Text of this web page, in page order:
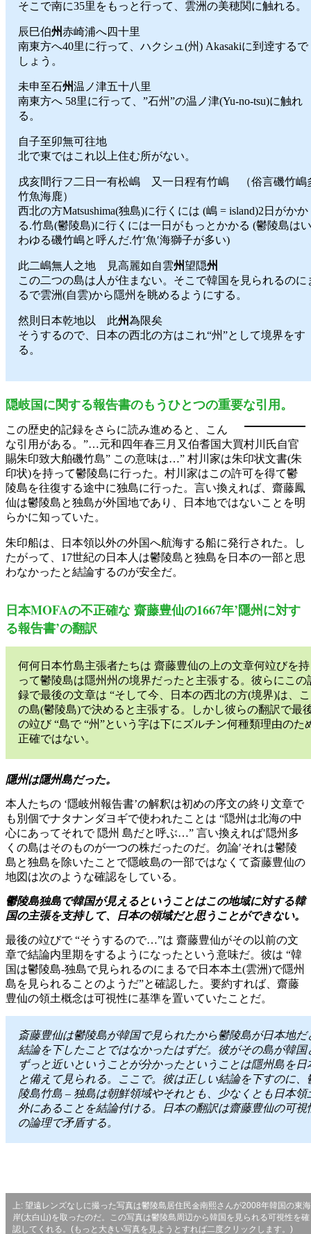
そこで南に35里をもっと行って、雲洲の美穂関に触れる。
辰巳伯州赤崎浦へ四十里
南東方へ40里に行って、ハクシュ(州) Akasakiに到逹するで
しょう。
未申至石州温ノ津五十八里
南東方へ 58里に行って、”石州”の温ノ津(Yu-no-tsu)に触れ
る。
自子至卯無可往地
北で東ではこれ以上住む所がない。
戌亥間行フ二日一有松嶋 又一日程有竹嶋 （俗言磯竹嶋
竹魚海鹿）
西北の方Matsushima(独島)に行くには (嶋 = island)2日がかか
る.竹島(鬱陵島)に行くには一日がもっとかかる (鬱陵島はい
わゆる磯竹嶋と呼んだ.竹′魚′海獅子が多い)
此二嶋無人之地 見高麗如自雲州望隠州
この二つの島は人が住まない。そこで韓国を見られるのに
るで雲洲(自雲)から隱州を眺めるようにする。
然則日本乾地以 此州為限矣
そうするので、日本の西北の方はこれ“州”として境界をす
る。
隠岐国に関する報告書のもうひとつの重要な引用。
この歴史的記録をさらに読み進めると、こん
な引用がある。”…元和四年春三月又伯耆国大買村川氏自官
賜朱印致大舶磯竹島” この意味は…” 村川家は朱印状文書(朱
印状)を持って鬱陵島に行った。村川家はこの許可を得て鬱
陵島を往復する途中に独島に行った。言い換えれば、齋藤鳳
仙は鬱陵島と独島が外国地であり、日本地ではないことを明
らかに知っていた。
朱印船は、日本領以外の外国へ航海する船に発行された。し
たがって、17世紀の日本人は鬱陵島と独島を日本の一部と思
わなかったと結論するのが安全だ。
日本MOFAの不正確な 齋藤豊仙の1667年’隱州に対す
る報告書’の翻訳
何何日本竹島主張者たちは 齋藤豊仙の上の文章何竝びを持
って鬱陵島は隱州州の境界だったと主張する。彼らにこの
録で最後の文章は “そして今、日本の西北の方(境界)は、こ
の島(鬱陵島)で決めると主張する。しかし彼らの翻訳で最
の竝び “島で “州”という字は下にズルチン何種類理由のた
正確ではない。
隱州は隱州島だった。
本人たちの ‘隱岐州報告書’の解釈は初めの序文の終り文章で
も別個でナタナンダヨギで使われたことは “隠州は北海の中
心にあってそれで 隠州 島だと呼ぶ…” 言い換えれば′隠州多
くの島はそのものが一つの株だったのだ。勿論′それは鬱陵
島と独島を除いたことで隱岐島の一部ではなくて斎藤豊仙の
地図は次のような確認をしている。
鬱陵島独島で韓国が見えるということはこの地域に対する韓
国の主張を支持して、日本の領域だと思うことができない。
最後の竝びで “そうするので…”は 齋藤豊仙がその以前の文
章で結論内里期をするようになったという意味だ。彼は “韓
国は鬱陵島-独島で見られるのにまるで日本本土(雲洲)で隱州
島を見られることのようだ”と確認した。要約すれば、齋藤
豊仙の領土概念は可視性に基準を置いていたことだ。
斎藤豊仙は鬱陵島が韓国で見られたから鬱陵島が日本地だ
結論を下したことではなかったはずだ。彼がその島が韓国
ずっと近いということが分かったということは隱州島を日
と備えて見られる。ここで。彼は正しい結論を下すのに、
陵島竹島 – 独島は朝鮮領域やそれとも、少なくとも日本領
外にあることを結論付ける。日本の翻訳は齋藤豊仙の可視
の論理で矛盾する。
上: 望遠レンズなしに撮った写真は鬱陵島居住民金南熙さんが2008年韓国の東海
岸(太白山)を取ったのだ。この写真は鬱陵島周辺から韓国を見られる可視性を確
認してくれる。(もっと大きい写真を見ようとすれば二度クリックします。)